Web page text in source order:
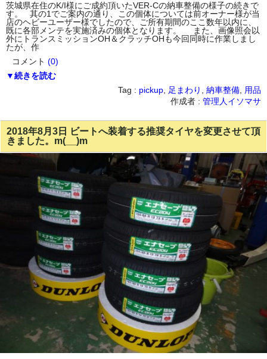
茨城県在住のK/I様にご成約頂いたVER-Cの納車整備の様子の続きで
す。 其の1でご案内の通り、この個体については前オーナー様が当
店のヘビーユーザー様でしたので、ご所有期間のここ数年以内に、
既に各部メンテを実施済みの個体となります。 また、画像照会以
外にトランスミッションOH＆クラッチOHも今回同時に作業しまし
たが、作
コメント (0)
▼続きを読む
Tag : pickup 足まわり 納車整備
用品
作成者 : 管理人イソマサ
2018年8月3日 ビートへ装着する推奨タイヤを変更させて頂
きました。m(__)m